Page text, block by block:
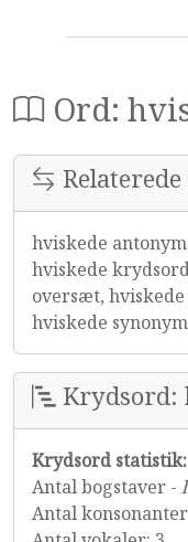
Ord:
hviskede
hviskede
oversæt, hviskede
hviskede
Krydsord:
Krydsord statistik:
Antal bogstaver -
Antal